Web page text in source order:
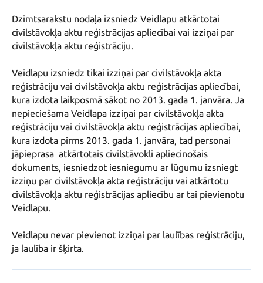
Dzimtsarakstu nodaļa izsniedz Veidlapu atkārtotai
civilstāvokļa aktu reģistrācijas apliecībai vai izziņai par
civilstāvokļa aktu reģistrāciju.
Veidlapu izsniedz tikai izziņai par civilstāvokļa akta
reģistrāciju vai civilstāvokļa aktu reģistrācijas apliecībai,
kura izdota laikposmā sākot no 2013. gada 1. janvāra. Ja
nepieciešama Veidlapa izziņai par civilstāvokļa akta
reģistrāciju vai civilstāvokļa aktu reģistrācijas apliecībai,
kura izdota pirms 2013. gada 1. janvāra, tad personai
jāpieprasa  atkārtotais civilstāvokli apliecinošais
dokuments, iesniedzot iesniegumu ar lūgumu izsniegt
izziņu par civilstāvokļa akta reģistrāciju vai atkārtotu
civilstāvokļa aktu reģistrācijas apliecību ar tai pievienotu
Veidlapu.
Veidlapu nevar pievienot izziņai par laulības reģistrāciju,
ja laulība ir šķirta.